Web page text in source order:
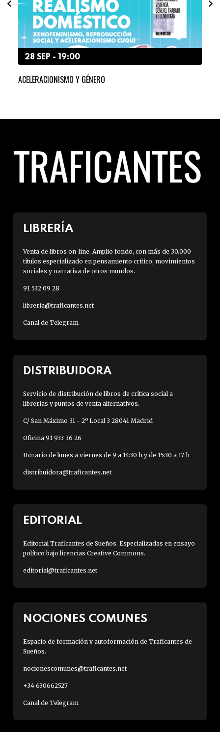
28 SEP - 19:00
ACELERACIONISMO Y GÉNERO
LIBRERÍA
Venta de libros on-line. Amplio fondo, con más de 30.000
títulos especializado en pensamiento crítico, movimientos
sociales y narrativa de otros mundos.
91 532 09 28
libreria@traficantes.net
Canal de Telegram
DISTRIBUIDORA
Servicio de distribución de libros de crítica social a
librerías y puntos de venta alternativos.
C/ San Máximo 31 - 2º Local 3 28041 Madrid
Oficina 91 933 36 26
Horario de lunes a viernes de 9 a 14:30 h y de 15:30 a 17 h
distribuidora@traficantes.net
EDITORIAL
Editorial Traficantes de Sueños. Especializadas en ensayo
político bajo licencias Creative Commons.
editorial@traficantes.net
NOCIONES COMUNES
Espacio de formación y autoformación de Traficantes de
Sueños.
nocionescomunes@traficantes.net
+34 630662527
Canal de Telegram